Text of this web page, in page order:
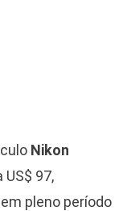
Nikon
97,
pleno período